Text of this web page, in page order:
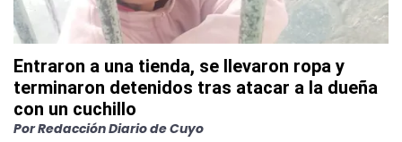
Entraron a una tienda, se llevaron ropa y
terminaron detenidos tras atacar a la dueña
con un cuchillo
PorRedacción Diario de Cuyo